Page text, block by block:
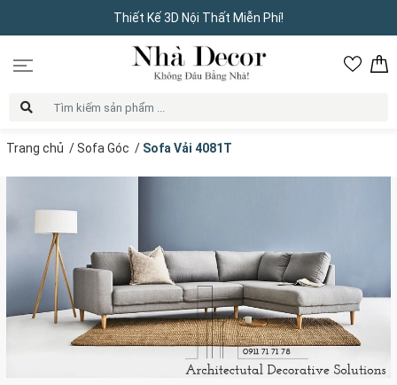
Thiết Kế 3D Nội Thất Miễn Phí!
Trang chủ /Sofa Góc / Sofa Vải 4081T